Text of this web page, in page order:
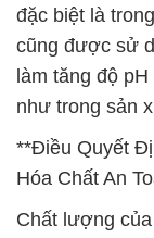
đặc biệt là
cũng được sử
làm tăng độ
như trong sản
**Điều Quyết
Hóa Chất An
Chất lượng